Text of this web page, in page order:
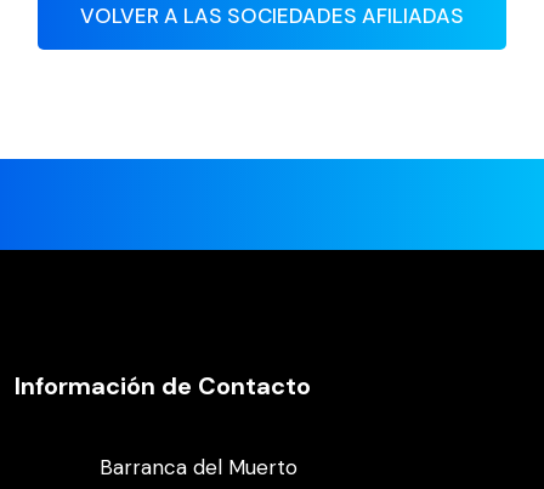
VOLVER A LAS SOCIEDADES AFILIADAS
Información de Contacto
Barranca del Muerto